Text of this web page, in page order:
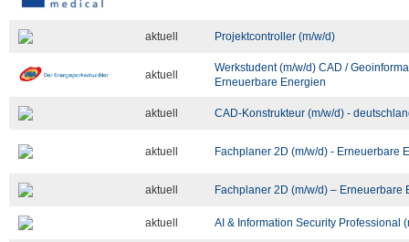
aktuell Projektcontroller (m/w/d)
aktuell
Werkstudent (m/w/d) CAD /
Erneuerbare Energien
aktuell CAD-Konstrukteur (m/w/d) -
aktuell Fachplaner 2D (m/w/d) - Erneuerbare
aktuell Fachplaner 2D (m/w/d) – Erneuerbare
aktuell AI & Information Security Professional